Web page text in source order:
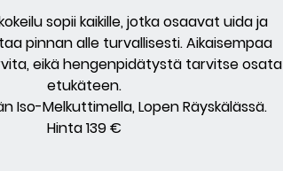
sopii kaikille, jotka osaavat uida ja
pinnan alle turvallisesti. Aikaisempaa
eikä hengenpidätystä tarvitse osata
etukäteen.
Iso-Melkuttimella, Lopen Räyskälässä.
Hinta 139 €